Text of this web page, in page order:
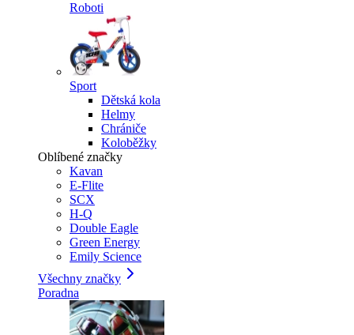
Roboti
Sport
Dětská kola
Helmy
Chrániče
Koloběžky
Oblíbené značky
Kavan
E-Flite
SCX
H-Q
Double Eagle
Green Energy
Emily Science
Všechny značky
Poradna